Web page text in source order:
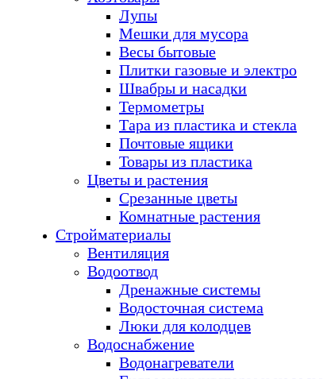
Лупы
Мешки для мусора
Весы бытовые
Плитки газовые и электро
Швабры и насадки
Термометры
Тара из пластика и стекла
Почтовые ящики
Товары из пластика
Цветы и растения
Срезанные цветы
Комнатные растения
Стройматериалы
Вентиляция
Водоотвод
Дренажные системы
Водосточная система
Люки для колодцев
Водоснабжение
Водонагреватели